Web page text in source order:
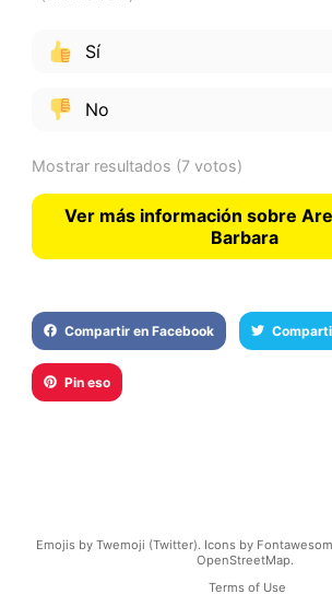
Sí
No
Mostrar resultados (7 votos)
Ver más información sobre
Barbara
Compartir en Facebook
Pin eso
Emojis by Twemoji (Twitter). Icons by
OpenStreetMap.
Terms of Use